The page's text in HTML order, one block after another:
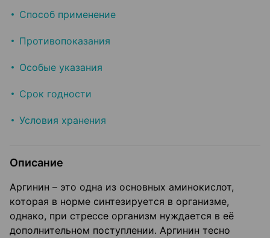
Способ применение
Противопоказания
Особые указания
Срок годности
Условия хранения
Описание
Аргинин – это одна из основных аминокислот,
которая в норме синтезируется в организме,
однако, при стрессе организм нуждается в её
дополнительном поступлении. Аргинин тесно